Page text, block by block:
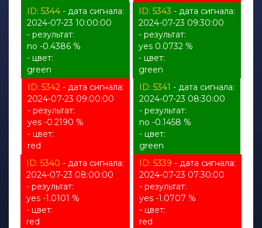
ID: 5344- дата сигнала:
2024-07-23 10:00:00
- результат:
no -0.4386 %
- цвет:
green
ID: 5343 - дата сигнала:
2024-07-23 09:30:00
- результат:
yes 0.0732 %
- цвет:
green
ID: 5342- дата сигнала:
2024-07-23 09:00:00
- результат:
yes -0.2190 %
- цвет:
red
ID: 5341 - дата сигнала:
2024-07-23 08:30:00
- результат:
no -0.1458 %
- цвет:
green
ID: 5340 - дата сигнала:
2024-07-23 08:00:00
- результат:
yes -1.0101 %
- цвет:
red
ID: 5339 - дата сигнала:
2024-07-23 07:30:00
- результат:
yes -1.0707 %
- цвет:
red